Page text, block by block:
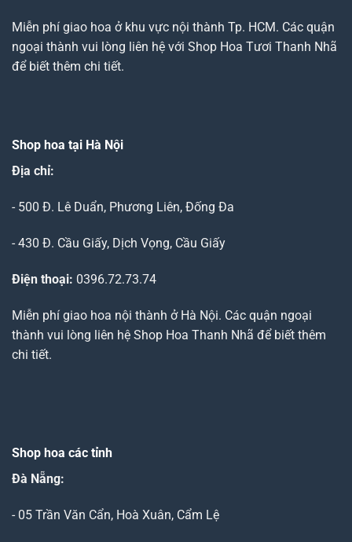
Miễn phí giao hoa ở khu vực nội thành Tp. HCM. Các quận
ngoại thành vui lòng liên hệ với Shop Hoa Tươi Thanh Nhã
để biết thêm chi tiết.
Shop hoa tại Hà Nội
Địa chỉ:
- 500 Đ. Lê Duẩn, Phương Liên, Đống Đa
- 430 Đ. Cầu Giấy, Dịch Vọng, Cầu Giấy
Điện thoại: 0396.72.73.74
Miễn phí giao hoa nội thành ở Hà Nội. Các quận ngoại
thành vui lòng liên hệ Shop Hoa Thanh Nhã để biết thêm
chi tiết.
Shop hoa các tỉnh
Đà Nẵng:
- 05 Trần Văn Cẩn, Hoà Xuân, Cẩm Lệ